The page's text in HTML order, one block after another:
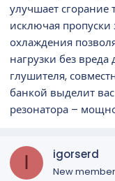
улучшает сгорание
исключая пропуски
охлаждения
нагрузки без
глушителя,
банкой выделит вас
резонатора –
I igorserd
New member